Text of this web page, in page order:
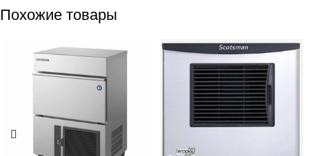
Похожие товары